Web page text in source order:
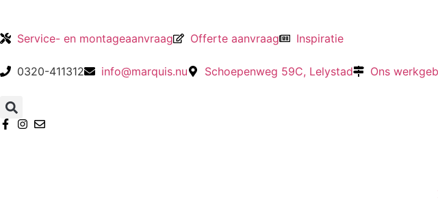
Service- en montageaanvraag Offerte aanvraag Inspiratie
0320-411312 info@marquis.nu Schoepenweg 59C, Lelystad Ons